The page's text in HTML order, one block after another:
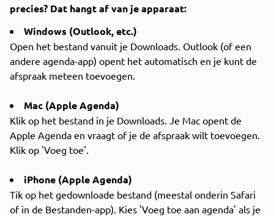
precies? Dat hangt af van je apparaat:
Windows (Outlook, etc.)
Open het bestand vanuit je Downloads. Outlook (of een
andere agenda-app) opent het automatisch en je kunt de
afspraak meteen toevoegen.
Mac (Apple Agenda)
Klik op het bestand in je Downloads. Je Mac opent de
Apple Agenda en vraagt of je de afspraak wilt toevoegen.
Klik op 'Voeg toe'.
iPhone (Apple Agenda)
Tik op het gedownloade bestand (meestal onderin Safari
of in de Bestanden-app). Kies 'Voeg toe aan agenda' als je